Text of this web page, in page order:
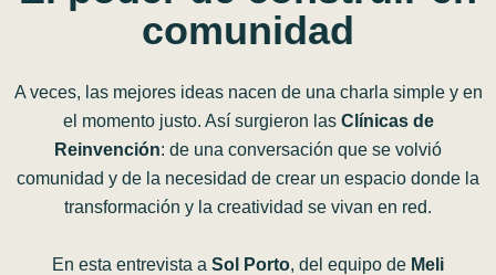
comunidad
A veces, las mejores ideas nacen de una charla simple y en
el momento justo. Así surgieron las Clínicas de
Reinvención: de una conversación que se volvió
comunidad y de la necesidad de crear un espacio donde la
transformación y la creatividad se vivan en red.
En esta entrevista a Sol Porto, del equipo de Meli